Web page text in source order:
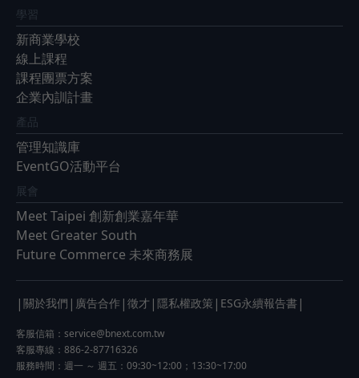
學習
新商業學校
線上課程
課程團票方案
企業內訓計畫
產品
管理知識庫
EventGO活動平台
展會
Meet Taipei 創新創業嘉年華
Meet Greater South
Future Commerce 未來商務展
| 關於我們 | 廣告合作 | 徵才 | 隱私權政策 | ESG永續報告書 |
客服信箱： service@bnext.com.tw
客服專線：886-2-87716326
服務時間：週一 ～ 週五：09:30~12:00；13:30~17:00